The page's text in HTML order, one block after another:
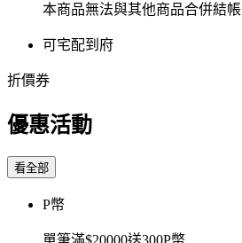
本商品無法與其他商品合併結帳
可宅配到府
折價券
優惠活動
看全部
P幣
單筆滿$20000送300P幣